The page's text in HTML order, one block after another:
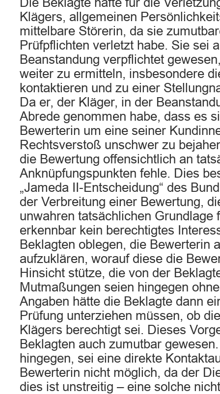
Klägers, allgemeinen
mittelbare Störerin, da sie
Prüfpflichten verletzt habe. Sie sei
Beanstandung verpflichtet
weiter zu ermitteln, insbesondere
kontaktieren und zu einer
Da er, der Kläger, in der
Abrede genommen habe, dass es
Bewerterin um eine seiner
Rechtsverstoß unschwer zu
die Bewertung offensichtlich an
Anknüpfungspunkten fehle. Dies
„Jameda II-Entscheidung“ des
der Verbreitung einer Bewertung,
unwahren tatsächlichen Grundlage
erkennbar kein berechtigtes
Beklagten oblegen, die Bewerterin
aufzuklären, worauf diese die
Hinsicht stütze, die von der
Mutmaßungen seien hingegen
Angaben hätte die Beklagte dann
Prüfung unterziehen müssen, ob
Klägers berechtigt sei. Dieses
Beklagten auch zumutbar
hingegen, sei eine direkte
Bewerterin nicht möglich, da der
dies ist unstreitig – eine solche